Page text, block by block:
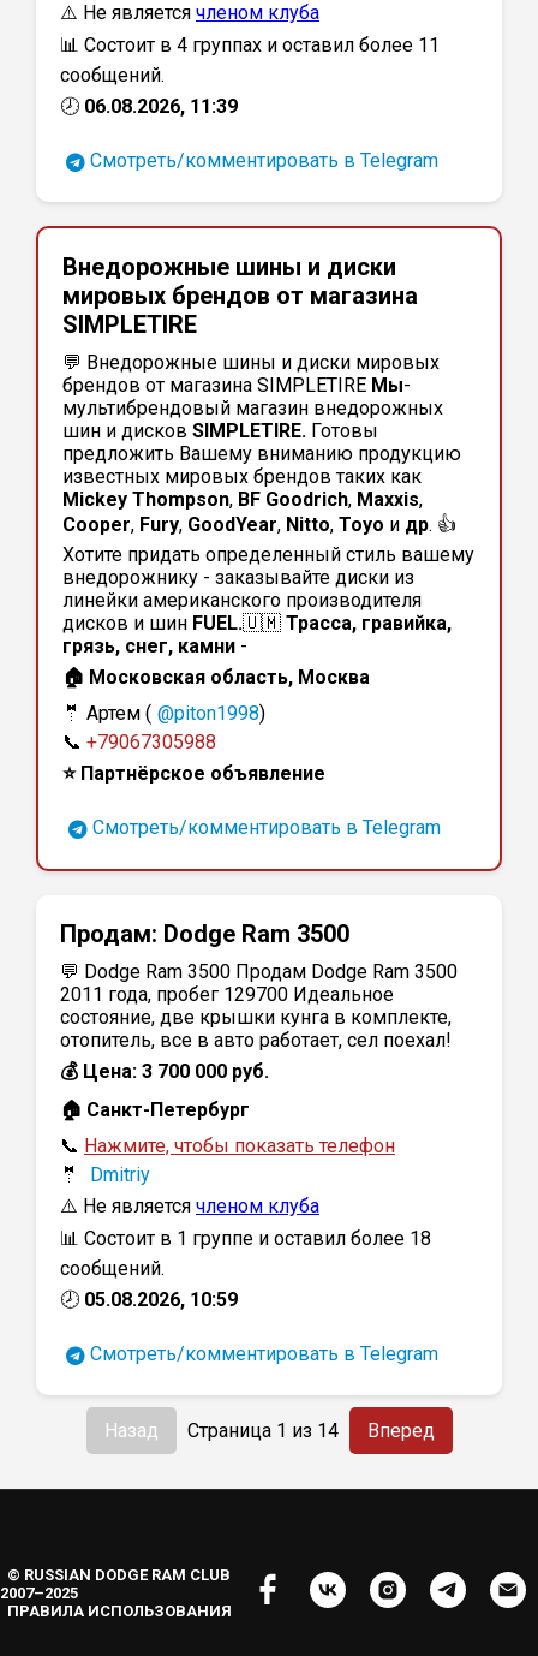
⚠️ Не является членом клуба
📊 Состоит в 4 группах и оставил более 11
сообщений.
🕗 06.08.2026, 11:39
Смотреть/комментировать в Telegram
Внедорожные шины и диски
мировых брендов от магазина
SIMPLETIRE
💬 Внедорожные шины и диски мировых
брендов от магазина SIMPLETIRE Мы-
мультибрендовый магазин внедорожных
шин и дисков SIMPLETIRE. Готовы
предложить Вашему вниманию продукцию
известных мировых брендов таких как
Mickey Thompson, BF Goodrich, Maxxis,
Cooper, Fury, GoodYear, Nitto, Toyo и др. 👍
Хотите придать определенный стиль вашему
внедорожнику - заказывайте диски из
линейки американского производителя
дисков и шин FUEL.🇺🇲 Трасса, гравийка,
грязь, снег, камни -
🏠 Московская область, Москва
🤵 Артем ( @piton1998)
📞 +79067305988
⭐ Партнёрское объявление
Смотреть/комментировать в Telegram
Продам: Dodge Ram 3500
💬 Dodge Ram 3500 Продам Dodge Ram 3500
2011 года, пробег 129700 Идеальное
состояние, две крышки кунга в комплекте,
отопитель, все в авто работает, сел поехал!
💰 Цена: 3 700 000 руб.
🏠 Санкт-Петербург
📞 Нажмите, чтобы показать телефон
🤵
Dmitriy
⚠️ Не является членом клуба
📊 Состоит в 1 группе и оставил более 18
сообщений.
🕗 05.08.2026, 10:59
Смотреть/комментировать в Telegram
Назад Страница 1 из 14 Вперед
© RUSSIAN DODGE RAM CLUB
2007–2025
ПРАВИЛА ИСПОЛЬЗОВАНИЯ